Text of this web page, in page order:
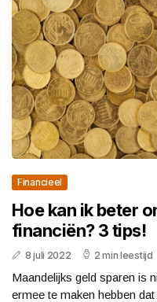
Financieel
Hoe kan ik beter
financiën? 3 tips!
8 juli 2022 2 min leestijd
Maandelijks geld sparen is
ermee te maken hebben